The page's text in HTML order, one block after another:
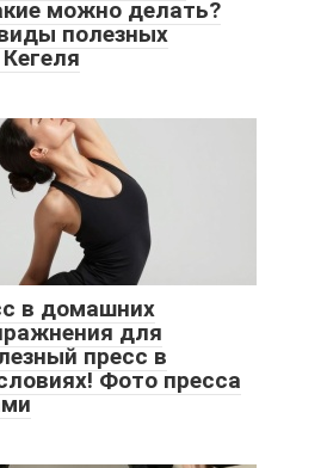
можно делать?
полезных
в домашних
для
пресс в
Фото пресса